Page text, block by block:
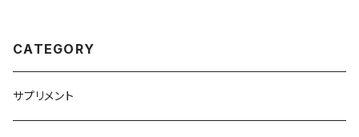
CATEGORY
サプリメント